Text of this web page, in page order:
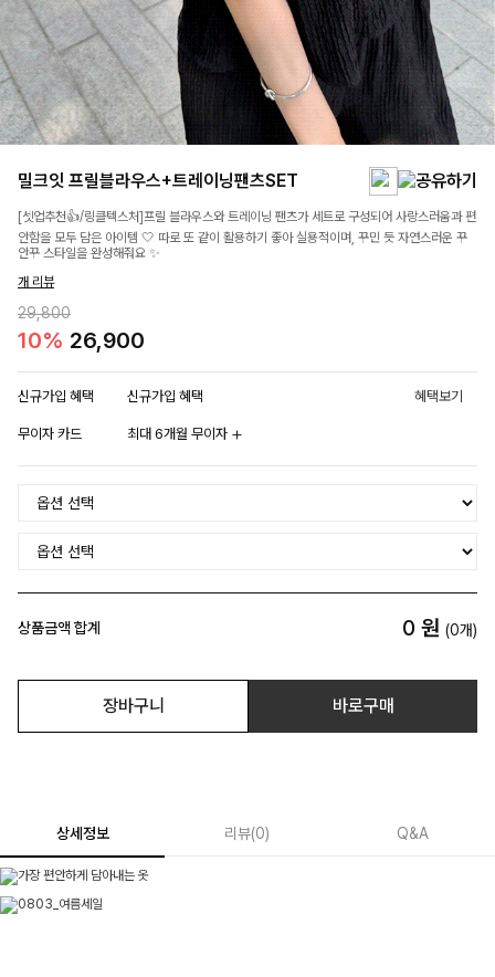
밀크잇 프릴블라우스+트레이닝팬츠SET
[셋업추천👍/링클텍스처]프릴 블라우스와 트레이닝 팬츠가 세트로 구성되어 사랑스러움과 편
안함을 모두 담은 아이템 🤍 따로 또 같이 활용하기 좋아 실용적이며, 꾸민 듯 자연스러운 꾸
안꾸 스타일을 완성해줘요 ✨
개 리뷰
29,800
10% 26,900
신규가입 혜택 신규가입 혜택 혜택보기
무이자 카드 최대 6개월 무이자
상품금액 합계 0 원 (0개)
장바구니 바로구매
상세정보 리뷰(0) Q&A